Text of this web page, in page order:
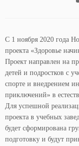
С 1 ноября 2020 года
проекта «Здоровье
Проект направлен на
детей и подростков с
спорте и внедрением
приключений» в
Для успешной
проекта в учебных
будет сформирована
подготовку и будут